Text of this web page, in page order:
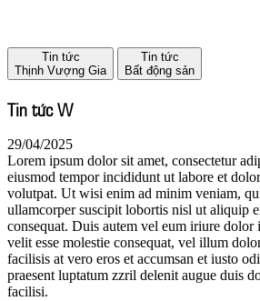
Tin tức
Thịnh Vượng Gia
Tin tức
Bất động sản
Tin tức W
29/04/2025
Lorem ipsum dolor sit amet, consectetur
eiusmod tempor incididunt ut labore et
volutpat. Ut wisi enim ad minim veniam,
ullamcorper suscipit lobortis nisl ut aliquip
consequat. Duis autem vel eum iriure
velit esse molestie consequat, vel illum
facilisis at vero eros et accumsan et iusto
praesent luptatum zzril delenit augue duis
facilisi.